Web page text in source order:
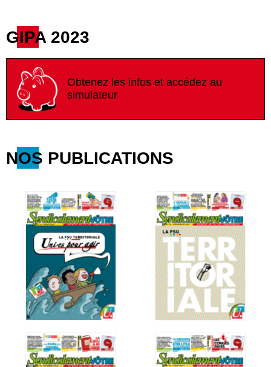
GIPA 2023
Obtenez les infos et accédez au
simulateur
NOS PUBLICATIONS